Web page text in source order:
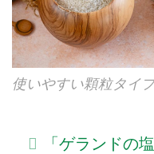
使いやすい顆粒タイ
「ゲランドの